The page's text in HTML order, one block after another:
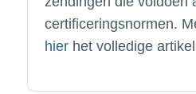
certificeringsnormen.
hier het volledige